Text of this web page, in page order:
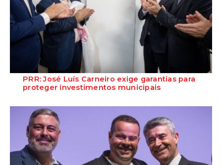
PRR: José Luís Carneiro exige garantias para
proteger investimentos municipais
assegurar a continuidade do f...